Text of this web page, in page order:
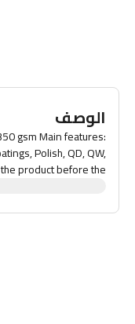
الوصف
Polish, QD, QW,